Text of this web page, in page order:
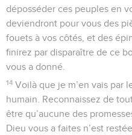
déposséder ces peuples en
deviendront pour vous des
fouets à vos côtés, et des
finirez par disparaître de ce
vous a donné.
14 Voilà que je m’en vais par
humain. Reconnaissez de
être qu’aucune des
Dieu vous a faites n’est